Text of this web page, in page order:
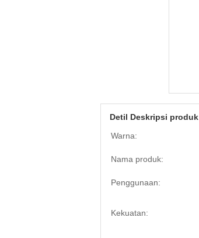
Detil Deskripsi produk
Warna:
Nama produk:
Penggunaan:
Kekuatan: